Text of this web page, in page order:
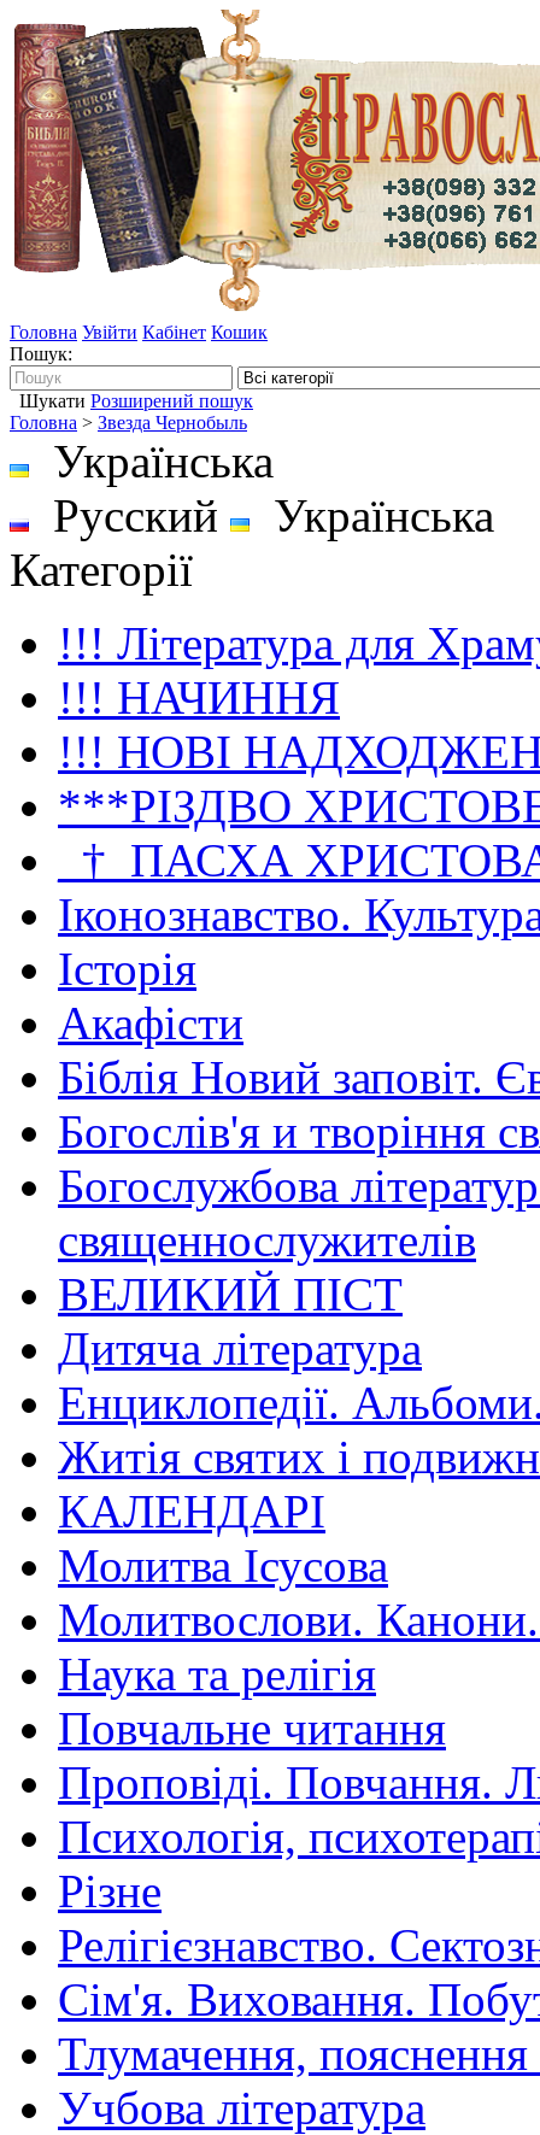
Головна Увійти Кабінет Кошик
Пошук:
Шукати Розширений пошук
Головна > Звезда Чернобыль
Українська
Русский
Українська
Категорії
!!! Література для
!!! НАЧИННЯ
!!! НОВІ
***РІЗДВО
_†_ПАСХА
Іконознавство.
Історія
Акафісти
Біблія Новий заповіт.
Богослів'я и творіння
Богослужбова
священнослужителів
ВЕЛИКИЙ ПІСТ
Дитяча література
Енциклопедії.
Житія святих і
КАЛЕНДАРІ
Молитва Ісусова
Молитвослови.
Наука та релігія
Повчальне читання
Проповіді. Повчання.
Психологія,
Різне
Релігієзнавство.
Сім'я. Виховання.
Тлумачення,
Учбова література